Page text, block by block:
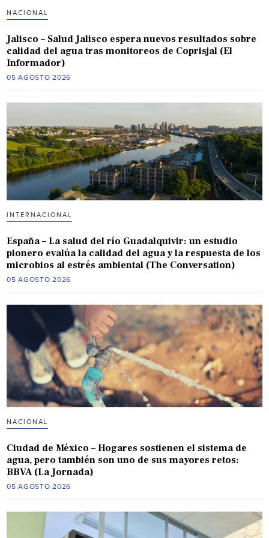
NACIONAL
Jalisco – Salud Jalisco espera nuevos resultados sobre
calidad del agua tras monitoreos de Coprisjal (El
Informador)
05 AGOSTO 2026
INTERNACIONAL
España – La salud del río Guadalquivir: un estudio
pionero evalúa la calidad del agua y la respuesta de los
microbios al estrés ambiental (The Conversation)
05 AGOSTO 2026
NACIONAL
Ciudad de México – Hogares sostienen el sistema de
agua, pero también son uno de sus mayores retos:
BBVA (La Jornada)
05 AGOSTO 2026